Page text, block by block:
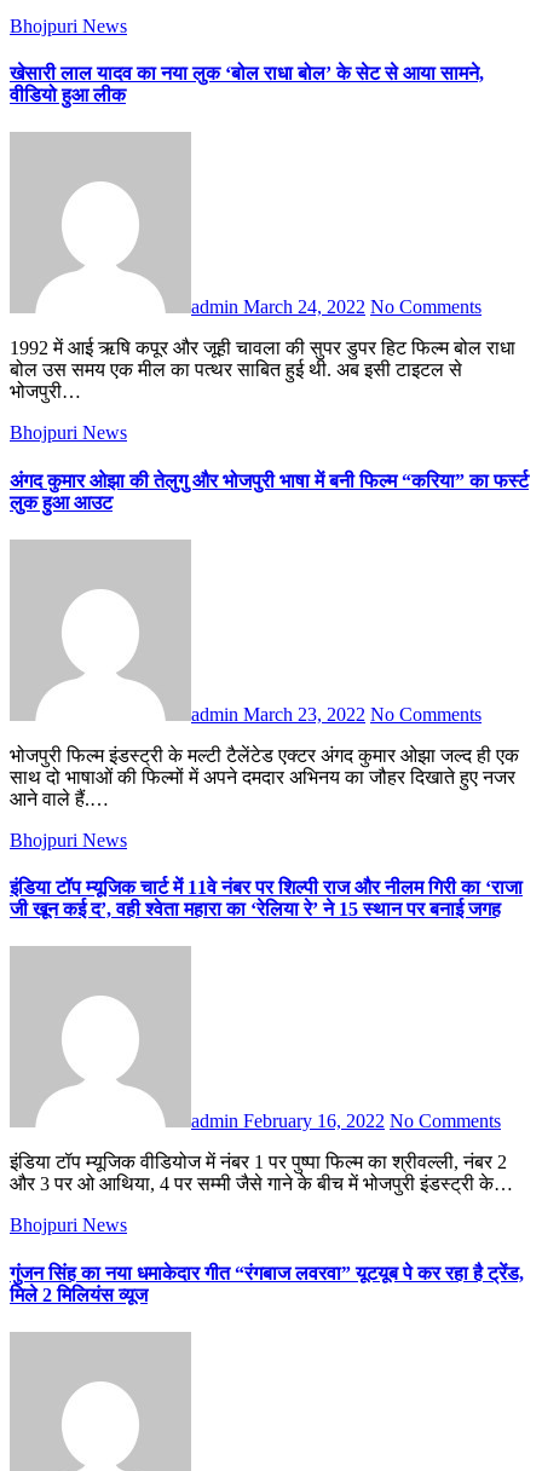
Bhojpuri News
खेसारी लाल यादव का नया लुक ‘बोल राधा बोल’ के सेट से आया सामने,
वीडियो हुआ लीक
admin March 24, 2022 No Comments
1992 में आई ऋषि कपूर और जूही चावला की सुपर डुपर हिट फिल्म बोल राधा
बोल उस समय एक मील का पत्थर साबित हुई थी. अब इसी टाइटल से
भोजपुरी…
Bhojpuri News
अंगद कुमार ओझा की तेलुगु और भोजपुरी भाषा में बनी फिल्म “करिया” का फर्स्ट
लुक हुआ आउट
admin March 23, 2022 No Comments
भोजपुरी फिल्म इंडस्ट्री के मल्टी टैलेंटेड एक्टर अंगद कुमार ओझा जल्द ही एक
साथ दो भाषाओं की फिल्मों में अपने दमदार अभिनय का जौहर दिखाते हुए नजर
आने वाले हैं.…
Bhojpuri News
इंडिया टॉप म्यूजिक चार्ट में 11वे नंबर पर शिल्पी राज और नीलम गिरी का ‘राजा
जी खून कई द’, वही श्वेता महारा का ‘रेलिया रे’ ने 15 स्थान पर बनाई जगह
admin February 16, 2022 No Comments
इंडिया टॉप म्यूजिक वीडियोज में नंबर 1 पर पुष्पा फिल्म का श्रीवल्ली, नंबर 2
और 3 पर ओ आथिया, 4 पर सम्मी जैसे गाने के बीच में भोजपुरी इंडस्ट्री के…
Bhojpuri News
गुंजन सिंह का नया धमाकेदार गीत “रंगबाज लवरवा” यूटयूब पे कर रहा है ट्रेंड,
मिले 2 मिलियंस व्यूज